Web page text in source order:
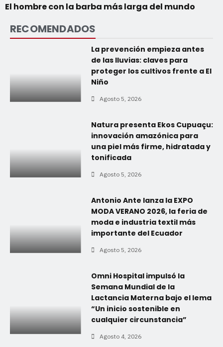
El hombre con la barba más larga del mundo
RECOMENDADOS
La prevención empieza antes
de las lluvias: claves para
proteger los cultivos frente a El
Niño
Agosto 5, 2026
Natura presenta Ekos Cupuaçu:
innovación amazónica para
una piel más firme, hidratada y
tonificada
Agosto 5, 2026
Antonio Ante lanza la EXPO
MODA VERANO 2026, la feria de
moda e industria textil más
importante del Ecuador
Agosto 5, 2026
Omni Hospital impulsó la
Semana Mundial de la
Lactancia Materna bajo el lema
“Un inicio sostenible en
cualquier circunstancia”
Agosto 4, 2026